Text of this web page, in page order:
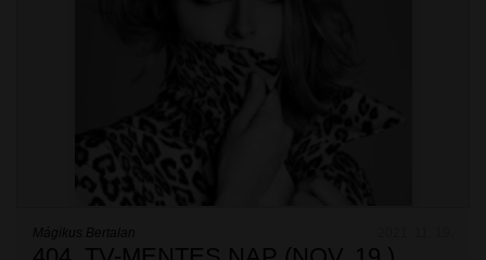
Mágikus Bertalan